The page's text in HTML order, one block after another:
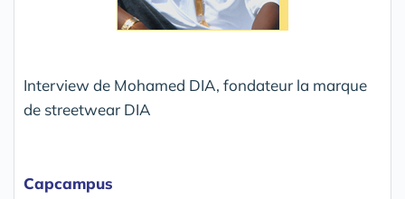
Interview de Mohamed DIA, fondateur la marque
de streetwear DIA
Capcampus